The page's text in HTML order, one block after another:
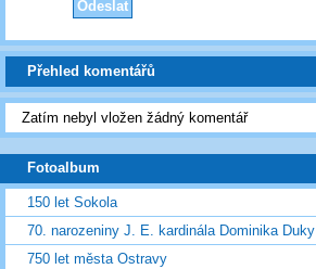
Přehled komentářů
Zatím nebyl vložen žádný komentář
Fotoalbum
150 let Sokola
70. narozeniny J. E. kardinála Dominika Duky
750 let města Ostravy